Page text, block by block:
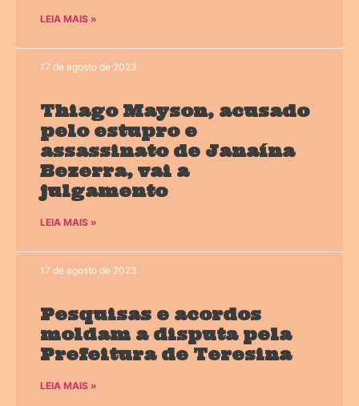
LEIA MAIS »
17 de agosto de 2023
Thiago Mayson, acusado
pelo estupro e
assassinato de Janaína
Bezerra, vai a
julgamento
LEIA MAIS »
17 de agosto de 2023
Pesquisas e acordos
moldam a disputa pela
Prefeitura de Teresina
LEIA MAIS »